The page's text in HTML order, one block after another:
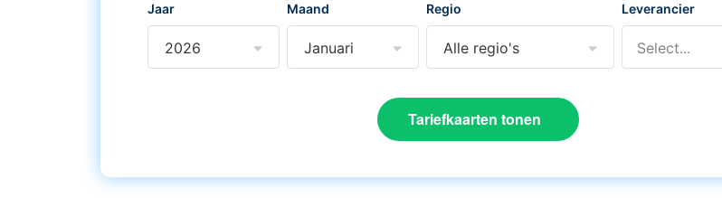
Jaar
2026
Maand
Januari
Regio
Alle regio's
Leverancier
Select...
Tariefkaarten tonen